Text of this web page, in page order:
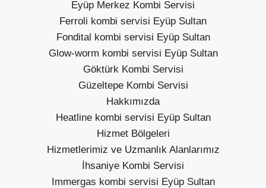
Eyüp Merkez Kombi Servisi
Ferroli kombi servisi Eyüp Sultan
Fondital kombi servisi Eyüp Sultan
Glow-worm kombi servisi Eyüp Sultan
Göktürk Kombi Servisi
Güzeltepe Kombi Servisi
Hakkımızda
Heatline kombi servisi Eyüp Sultan
Hizmet Bölgeleri
Hizmetlerimiz ve Uzmanlık Alanlarımız
İhsaniye Kombi Servisi
Immergas kombi servisi Eyüp Sultan